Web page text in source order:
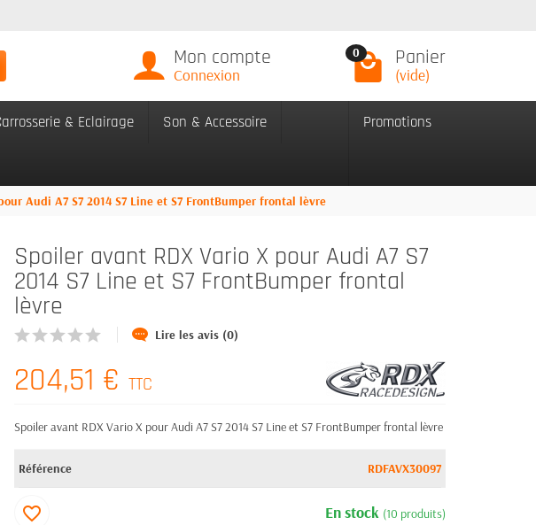
Mon compte
Connexion
0 Panier
(vide)
& Eclairage Son & Accessoire Promotions
Audi A7 S7 2014 S7 Line et S7 FrontBumper frontal lèvre
Spoiler avant RDX Vario X pour Audi A7 S7
2014 S7 Line et S7 FrontBumper frontal
lèvre
Lire les avis (0)
204,51 € TTC
Spoiler avant RDX Vario X pour Audi A7 S7 2014 S7 Line et S7 FrontBumper frontal lèvre
Référence RDFAVX30097
En stock (10 produits)
favorite_border